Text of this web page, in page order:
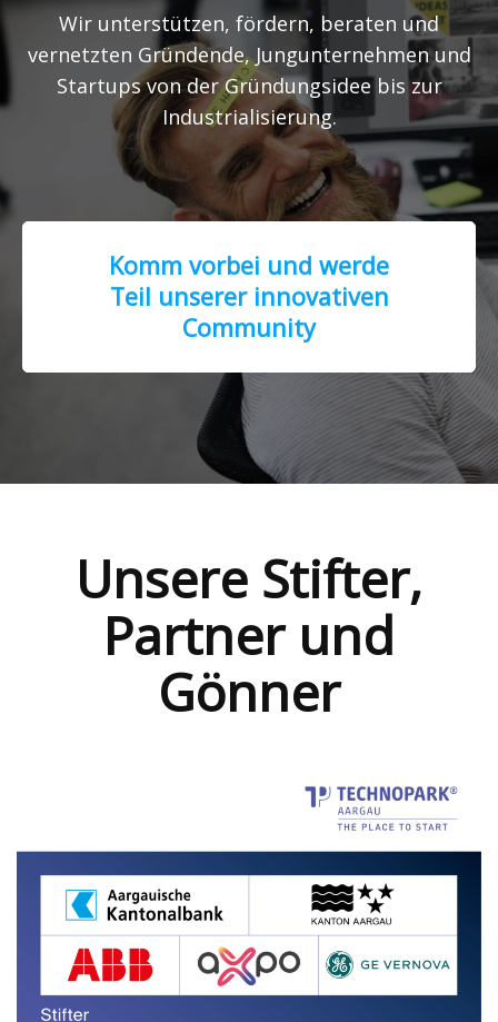
Wir unterstützen, fördern, beraten und
vernetzten Gründende, Jungunternehmen und
Startups von der Gründungsidee bis zur
Industrialisierung.
Komm vorbei und werde
Teil unserer innovativen
Community
Unsere Stifter,
Partner und
Gönner